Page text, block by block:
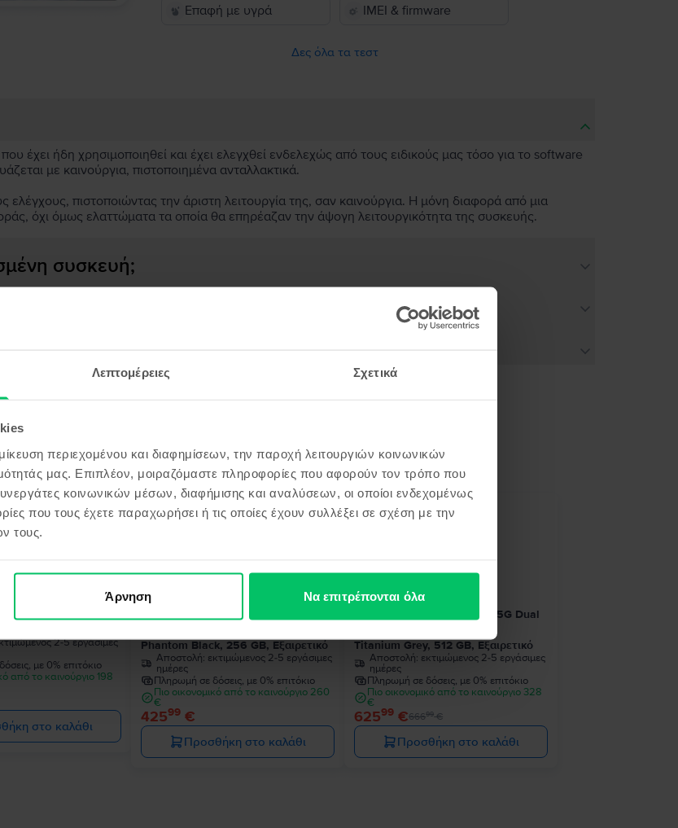
Λεπτομέρειες Σχετικά
περιεχομένου και διαφημίσεων, την παροχή λειτουργιών κοινωνικών
μας. Επιπλέον, μοιραζόμαστε πληροφορίες που αφορούν τον τρόπο που
κοινωνικών μέσων, διαφήμισης και αναλύσεων, οι οποίοι ενδεχομένως
που τους έχετε παραχωρήσει ή τις οποίες έχουν συλλέξει σε σχέση με την
τους.
Άρνηση Να επιτρέπονται όλα
Επαφή με υγρά
IMEI & firmware
Δες όλα τα τεστ
έχει ήδη χρησιμοποιηθεί και έχει ελεγχθεί ενδελεχώς από τους ειδικούς μας τόσο για το software
με καινούργια, πιστοποιημένα ανταλλακτικά.
πιστοποιώντας την άριστη λειτουργία της, σαν καινούργια. Η μόνη διαφορά από μια
όχι όμως ελαττώματα τα οποία θα επηρέαζαν την άψογη λειτουργικότητα της συσκευής.
συσκευή;
παρόμοια με την αναζήτησή σου
S22 5G Dual Sim
2-5 εργάσιμες
με 0% επιτόκιο
από το καινούργιο 198
στο καλάθι
Samsung Galaxy S22 Ultra 5G Dual
Phantom Black, 256 GB, Εξαιρετικό
Αποστολή: εκτιμώμενος 2-5 εργάσιμες
ημέρες
Πληρωμή σε δόσεις, με 0% επιτόκιο
Πιο οικονομικό από το καινούργιο 260
€
42599 €
Προσθήκη στο καλάθι
- 41 €
Samsung Galaxy S24 Ultra 5G Dual
Titanium Grey, 512 GB, Εξαιρετικό
Αποστολή: εκτιμώμενος 2-5 εργάσιμες
ημέρες
Πληρωμή σε δόσεις, με 0% επιτόκιο
Πιο οικονομικό από το καινούργιο 328
€
62599 €66699€
Προσθήκη στο καλάθι